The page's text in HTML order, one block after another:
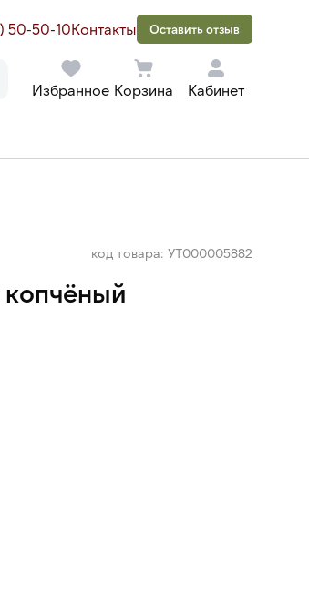
50-50-10Контакты Оставить отзыв
Избранное Корзина Кабинет
код товара: УТ000005882